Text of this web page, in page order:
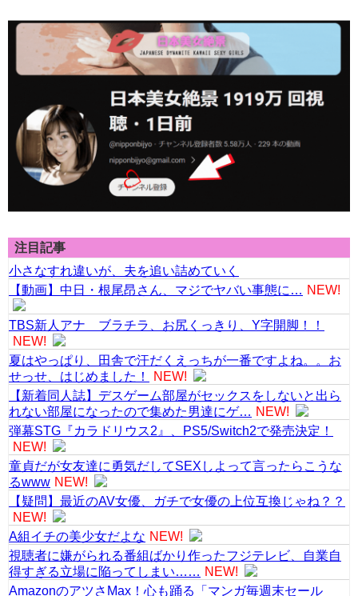
注目記事
小さなすれ違いが、夫を追い詰めていく
【動画】中日・根尾昂さん、マジでヤバい事態に… NEW!
TBS新人アナ ブラチラ、お尻くっきり、Y字開脚！！
NEW!
夏はやっぱり、田舎で汗だくえっちが一番ですよね。。お
せっせ、はじめました！
NEW!
【新着同人誌】デスゲーム部屋がセックスをしないと出ら
れない部屋になったので集めた男達にゲ… NEW!
弾幕STG『カラドリウス2』、PS5/Switch2で発売決定！
NEW!
童貞だが女友達に勇気だしてSEXしよって言ったらこうな
るwww NEW!
【疑問】最近のAV女優、ガチで女優の上位互換じゃね？？
NEW!
A組イチの美少女だよな NEW!
視聴者に嫌がられる番組ばかり作ったフジテレビ、自業自
得すぎる立場に陥ってしまい…… NEW!
AmazonのアツさMax！心も踊る「マンガ毎週末セール